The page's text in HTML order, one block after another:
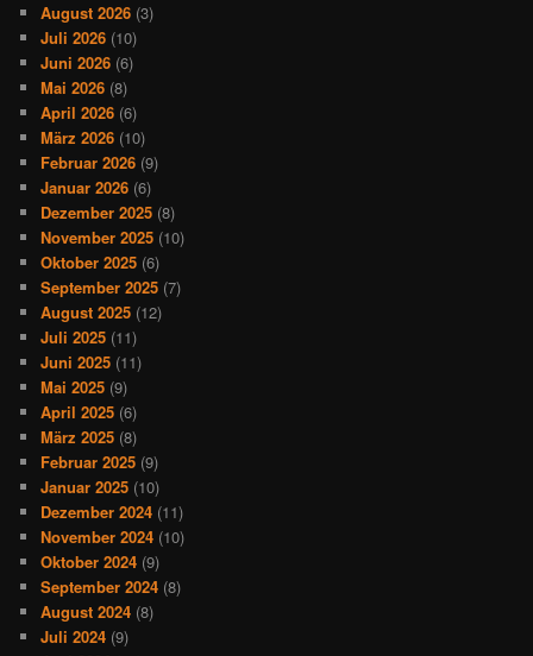
August 2026 (3)
Juli 2026 (10)
Juni 2026 (6)
Mai 2026 (8)
April 2026 (6)
März 2026 (10)
Februar 2026 (9)
Januar 2026 (6)
Dezember 2025 (8)
November 2025 (10)
Oktober 2025 (6)
September 2025 (7)
August 2025 (12)
Juli 2025 (11)
Juni 2025 (11)
Mai 2025 (9)
April 2025 (6)
März 2025 (8)
Februar 2025 (9)
Januar 2025 (10)
Dezember 2024 (11)
November 2024 (10)
Oktober 2024 (9)
September 2024 (8)
August 2024 (8)
Juli 2024 (9)